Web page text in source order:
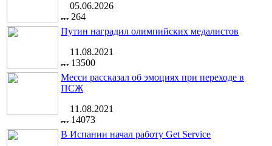
05.06.2026
264
Путин наградил олимпийских медалистов
11.08.2021
13500
Месси рассказал об эмоциях при переходе в
ПСЖ
11.08.2021
14073
В Испании начал работу Get Service